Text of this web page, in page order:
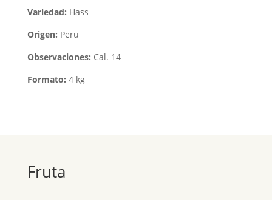
Variedad: Hass
Origen: Peru
Observaciones: Cal. 14
Formato: 4 kg
Fruta